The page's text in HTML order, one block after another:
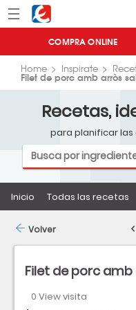
Menú Eroski
COMPRA ONLINE
Home Inspirate
Filet de porc amb arròs
Recetas,
para planificar
Inicio Todas las recetas
Filet de porc
0 View visita
Volver